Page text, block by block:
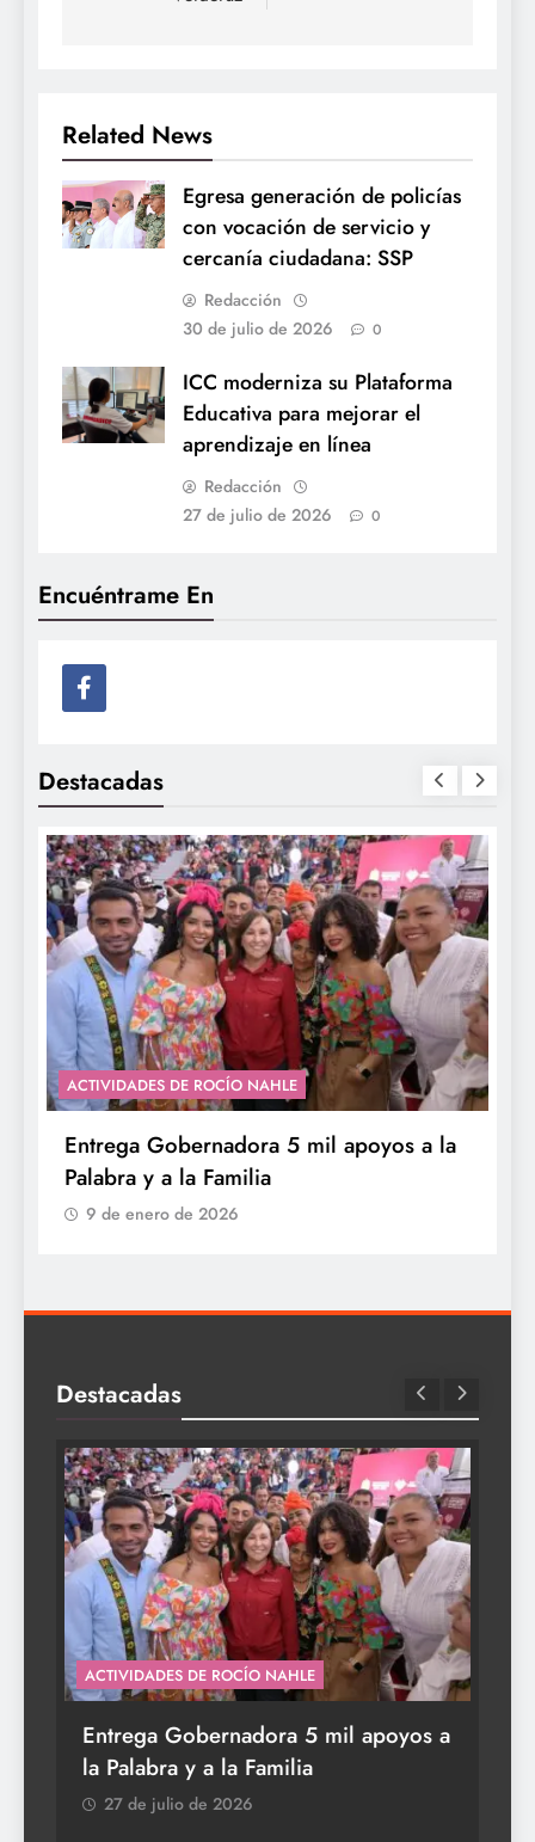
Encuéntrame En
Destacadas
ACTIVIDADES DE ROCÍO NAHLE
Entrega Gobernadora 5 mil apoyos a la
Palabra y a la Familia
9 de enero de 2026
Related News
Egresa generación de policías
con vocación de servicio y
cercanía ciudadana: SSP
Redacción
30 de julio de 2026
0
ICC moderniza su Plataforma
Educativa para mejorar el
aprendizaje en línea
Redacción
27 de julio de 2026
0
Destacadas
ACTIVIDADES DE ROCÍO NAHLE
Entrega Gobernadora 5 mil apoyos a
la Palabra y a la Familia
27 de julio de 2026